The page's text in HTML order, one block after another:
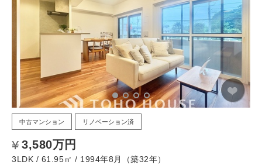
中古マンション リノベーション済
3,580万円
3LDK / 61.95㎡ / 1994年8月（築32年）